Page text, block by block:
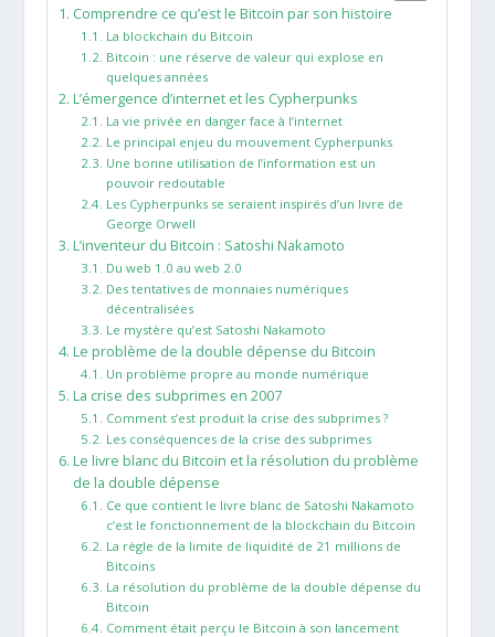
Comprendre ce qu’est le Bitcoin par son histoire
La blockchain du Bitcoin
Bitcoin : une réserve de valeur qui explose en
quelques années
L’émergence d’internet et les Cypherpunks
La vie privée en danger face à l’internet
Le principal enjeu du mouvement Cypherpunks
Une bonne utilisation de l’information est un
pouvoir redoutable
Les Cypherpunks se seraient inspirés d’un livre de
George Orwell
L’inventeur du Bitcoin : Satoshi Nakamoto
Du web 1.0 au web 2.0
Des tentatives de monnaies numériques
décentralisées
Le mystère qu’est Satoshi Nakamoto
Le problème de la double dépense du Bitcoin
Un problème propre au monde numérique
La crise des subprimes en 2007
Comment s’est produit la crise des subprimes ?
Les conséquences de la crise des subprimes
Le livre blanc du Bitcoin et la résolution du problème
de la double dépense
Ce que contient le livre blanc de Satoshi Nakamoto
c’est le fonctionnement de la blockchain du Bitcoin
La règle de la limite de liquidité de 21 millions de
Bitcoins
La résolution du problème de la double dépense du
Bitcoin
Comment était perçu le Bitcoin à son lancement